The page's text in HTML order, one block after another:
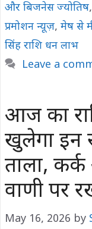
और बिजनेस ज्योतिष,
प्रमोशन न्यूज़, मेष से
सिंह राशि धन लाभ
Leave a
आज का
खुलेगा इन
ताला,
वाणी पर
May 16, 2026 by